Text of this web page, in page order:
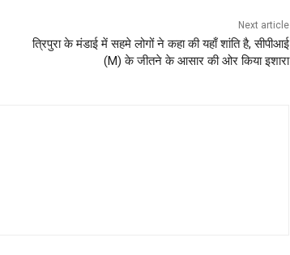
Next article
त्रिपुरा के मंडाई में सहमे लोगों ने कहा की यहाँ शांति है, सीपीआई
(M) के जीतने के आसार की ओर किया इशारा